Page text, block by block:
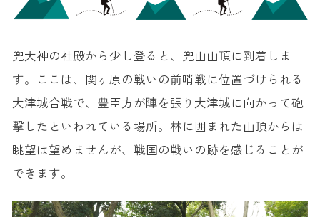
兜大神の社殿から少し登ると、兜山山頂に到着しま
す。ここは、関ヶ原の戦いの前哨戦に位置づけられる
大津城合戦で、豊臣方が陣を張り大津城に向かって砲
撃したといわれている場所。林に囲まれた山頂からは
眺望は望めませんが、戦国の戦いの跡を感じることが
できます。